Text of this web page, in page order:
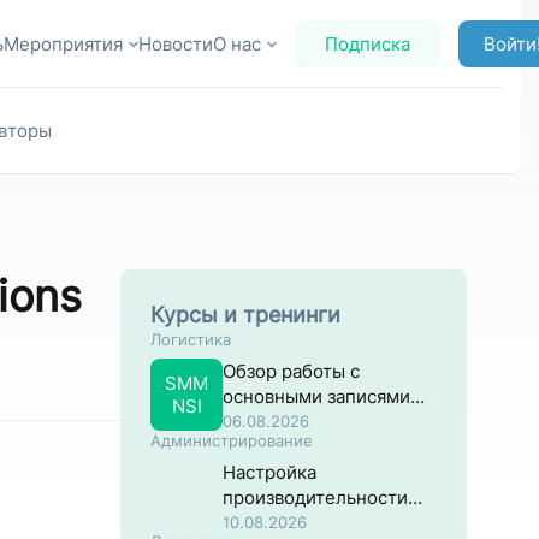
Мероприятия НовостиО нас Подписка
Курсы и тренинги
Логистика
SMM
NSI
Обзор работы с
основными записями
материалов в разрезе
закупок
06.08.2026
Администрирование
Настройка
производительности
систем на основе SAP
10.08.2026